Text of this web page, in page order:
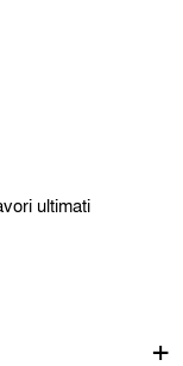
ultimati